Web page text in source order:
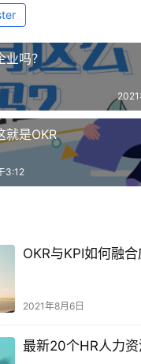
吗？
2021
就是OKR
3:12
OKR与KPI如何融合
2021年8月6日
最新20个HR人力资